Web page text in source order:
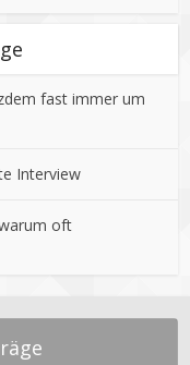
fast immer um
Interview
oft